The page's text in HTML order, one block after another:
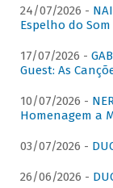
24/07/2026 -
Espelho do Som
17/07/2026 -
Guest: As
10/07/2026 -
Homenagem a
03/07/2026 -
26/06/2026 -